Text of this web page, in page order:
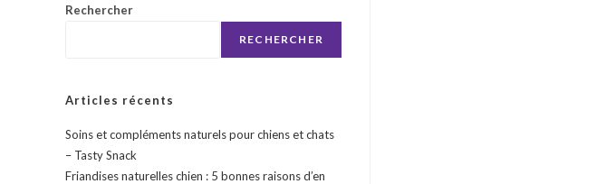
Rechercher
RECHERCHER
Articles récents
Soins et compléments naturels pour chiens et chats
– Tasty Snack
Friandises naturelles chien : 5 bonnes raisons d’en